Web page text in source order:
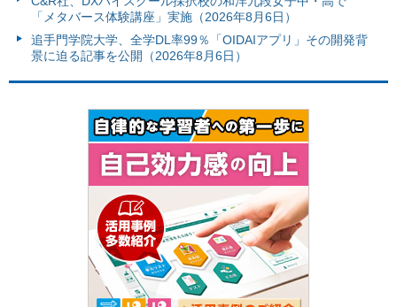
「メタバース体験講座」実施（2026年8月6日）
追手門学院大学、全学DL率99％「OIDAIアプリ」その開発背
景に迫る記事を公開（2026年8月6日）